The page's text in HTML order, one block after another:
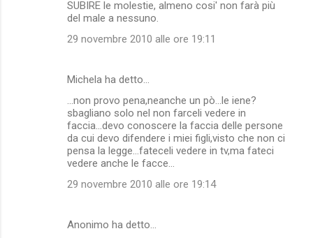
SUBIRE le molestie, almeno cosi' non farà più
del male a nessuno.
29 novembre 2010 alle ore 19:11
Michela ha detto…
...non provo pena,neanche un pò...le iene?
sbagliano solo nel non farceli vedere in
faccia...devo conoscere la faccia delle persone
da cui devo difendere i miei figli,visto che non ci
pensa la legge...fateceli vedere in tv,ma fateci
vedere anche le facce...
29 novembre 2010 alle ore 19:14
Anonimo ha detto…